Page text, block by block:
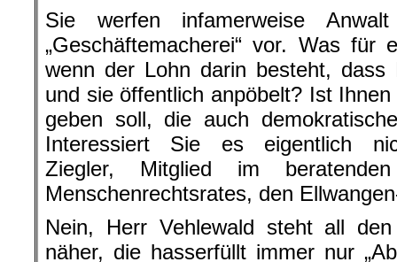
Sie werfen infamerweise
„Geschäftemacherei“ vor. Was für
wenn der Lohn darin besteht,
und sie öffentlich anpöbelt? Ist
geben soll, die auch
Interessiert Sie es eigentlich
Ziegler, Mitglied im
Menschenrechtsrates, den
Nein, Herr Vehlewald steht all den
näher, die hasserfüllt immer nur